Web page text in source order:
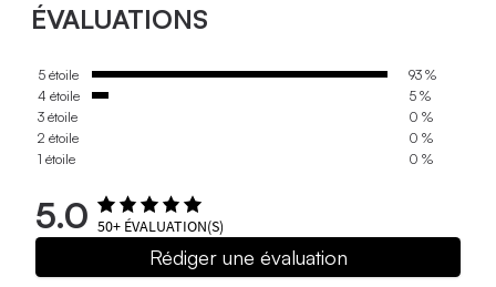
ÉVALUATIONS
5 étoile
93 %
4 étoile
5 %
3 étoile
0 %
2 étoile
0 %
1 étoile
0 %
5.0 50+ ÉVALUATION(S)
Rédiger une évaluation